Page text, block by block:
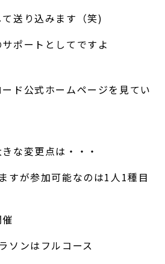
送り込みます（笑)
ポートとしてですよ
ド公式ホームページを見てい
な変更点は・・・
すが参加可能なのは1人1種目
ソンはフルコース